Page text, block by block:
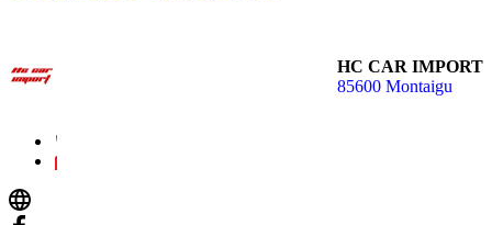
HC CAR IMPORT
85600 Montaigu